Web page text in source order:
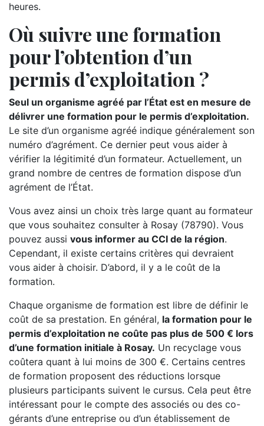
heures.
Où suivre une formation
pour l’obtention d’un
permis d’exploitation ?
Seul un organisme agréé par l’État est en mesure de
délivrer une formation pour le permis d’exploitation.
Le site d’un organisme agréé indique généralement son
numéro d’agrément. Ce dernier peut vous aider à
vérifier la légitimité d’un formateur. Actuellement, un
grand nombre de centres de formation dispose d’un
agrément de l’État.
Vous avez ainsi un choix très large quant au formateur
que vous souhaitez consulter à Rosay (78790). Vous
pouvez aussi vous informer au CCI de la région.
Cependant, il existe certains critères qui devraient
vous aider à choisir. D’abord, il y a le coût de la
formation.
Chaque organisme de formation est libre de définir le
coût de sa prestation. En général, la formation pour le
permis d’exploitation ne coûte pas plus de 500 € lors
d’une formation initiale à Rosay. Un recyclage vous
coûtera quant à lui moins de 300 €. Certains centres
de formation proposent des réductions lorsque
plusieurs participants suivent le cursus. Cela peut être
intéressant pour le compte des associés ou des co-
gérants d’une entreprise ou d’un établissement de